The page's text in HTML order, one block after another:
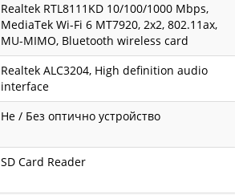
Realtek RTL8111KD 10/100/1000 Mbps,
MediaTek Wi-Fi 6 MT7920, 2x2, 802.11ax,
MU-MIMO, Bluetooth wireless card
Realtek ALC3204, High definition audio
interface
Не / Без оптично устройство
SD Card Reader